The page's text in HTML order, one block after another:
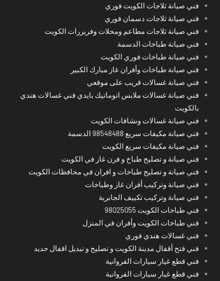
فني صيانة ثلاجات الكويت فوري
فني صيانة ثلاجات دسمان فوري
فني صيانة ثلاجات مطاعم ومحلات وفريزرات الكويت
فني صيانة طباخات الدسمة
فني صيانة طباخات فوري الكويت
فني صيانة طباخات وأفران غاز مبارك الكبير
فني صيانة غسالات قريب على موقعي
فني صيانة غسالات ملابس اتوماتيك بايدي فني غسالات هندي
بالكويت
فني صيانة غسالات ونشافات الكويت
فني صيانة مكيفات سريع 98548488 الدسمة
فني صيانة مكيفات سريع الكويت
فني صيانة و تصليح طباخ و فرن غاز في الكويت
فني صيانة و تصليح طباخات و افران في محافظات الكويت
فني صيانة وتركيب أفران غاز وطباخات
فني صيانة وتركيب تكييف الجابرية
فني طباخات الكويت 98025055
فني طباخات الكويت وأفران في المنزل
فني غسالات هندي فوري
فني فتح أقفال مدينة الكويت و تصليح و تبديل اقفال حديد
فني قطع غيار سيارات الفروانية
فني قطع غيار سيارات الفروانية